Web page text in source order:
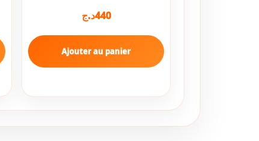
440د.ج
Ajouter au panier